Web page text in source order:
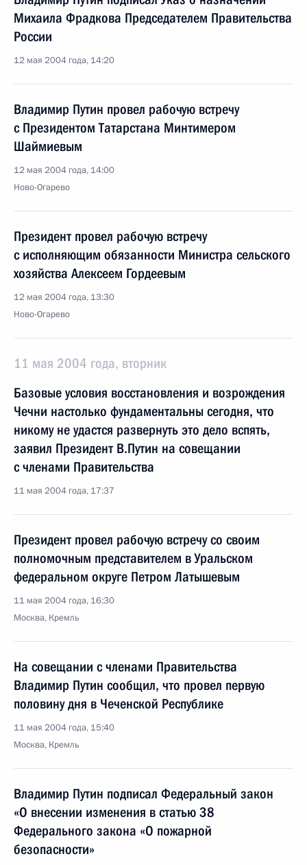
Михаила Фрадкова Председателем Правительства
России
12 мая 2004 года, 14:20
Владимир Путин провел рабочую встречу
с Президентом Татарстана Минтимером
Шаймиевым
12 мая 2004 года, 14:00
Ново-Огарево
Президент провел рабочую встречу
с исполняющим обязанности Министра сельского
хозяйства Алексеем Гордеевым
12 мая 2004 года, 13:30
Ново-Огарево
11 мая 2004 года, вторник
Базовые условия восстановления и возрождения
Чечни настолько фундаментальны сегодня, что
никому не удастся развернуть это дело вспять,
заявил Президент В.Путин на совещании
с членами Правительства
11 мая 2004 года, 17:37
Президент провел рабочую встречу со своим
полномочным представителем в Уральском
федеральном округе Петром Латышевым
11 мая 2004 года, 16:30
Москва, Кремль
На совещании с членами Правительства
Владимир Путин сообщил, что провел первую
половину дня в Чеченской Республике
11 мая 2004 года, 15:40
Москва, Кремль
Владимир Путин подписал Федеральный закон
«О внесении изменения в статью 38
Федерального закона «О пожарной
безопасности»